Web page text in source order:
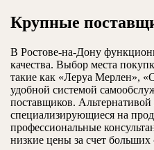
Крупные
В Ростове-на-Дону
качества. Выбор места
такие как «Леруа Мерлен»,
удобной системой
поставщиков.
специализирующиеся на
профессиональные
низкие цены за счет больших